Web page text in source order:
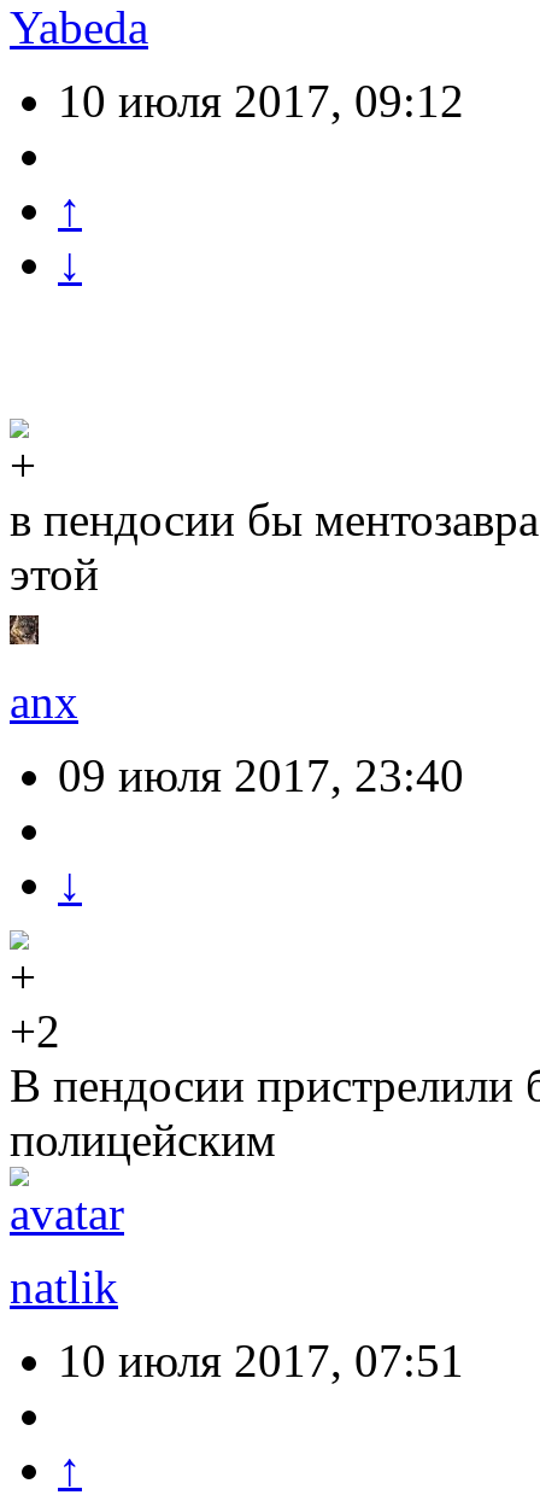
Yabeda
10 июля 2017, 09:12
↑
↓
в пендосии бы
этой
anx
09 июля 2017, 23:40
↓
+2
В пендосии пристрелили
полицейским
natlik
10 июля 2017, 07:51
↑